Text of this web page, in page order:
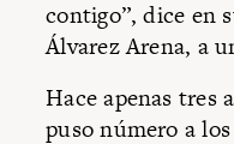
contigo”, dice en
Álvarez Arena, a
Hace apenas tres
puso número a